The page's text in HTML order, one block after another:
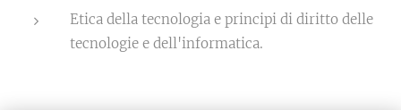
Etica della tecnologia e principi di diritto delle
tecnologie e dell'informatica.